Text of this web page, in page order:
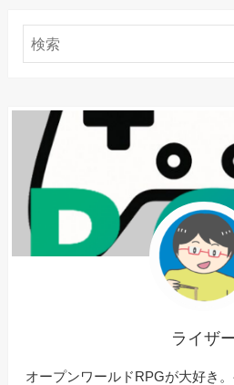
ライザ
オープンワールドRPGが大好き